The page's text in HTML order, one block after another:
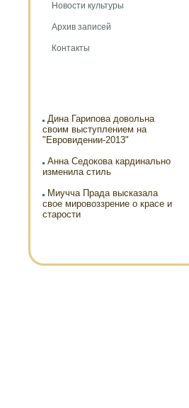
Новости культуры
Архив записей
Контакты
Дина Гарипова довольна
своим выступлением на
"Евровидении-2013"
Анна Седокова кардинально
изменила стиль
Миучча Прада высказала
свое мировоззрение о красе и
старости